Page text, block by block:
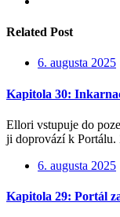
Related Post
6. augusta 2025
Kapitola 30:
Ellori vstupuje do
ji doprovází k
6. augusta 2025
Kapitola 29: Portál